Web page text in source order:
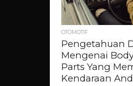
OTOMOTIF
Pengetahuan
Mengenai
Parts Yang
Kendaraan